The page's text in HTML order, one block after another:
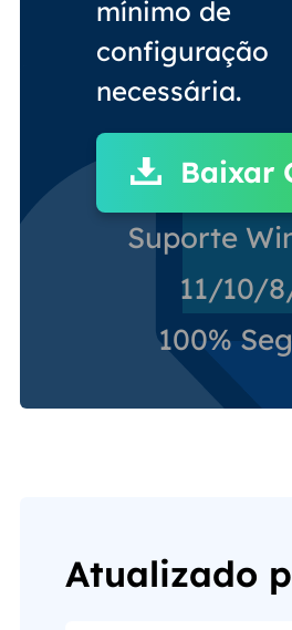
mínimo de
configuração
necessária.
Baixar
Suporte
11/10/
100%
Atualizado